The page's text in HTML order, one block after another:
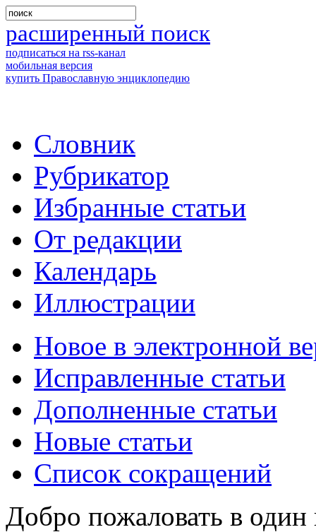
расширенный поиск
подписаться на rss-канал
мобильная версия
купить Православную энциклопедию
Словник
Рубрикатор
Избранные статьи
От редакции
Календарь
Иллюстрации
Новое в электронной
Исправленные статьи
Дополненные статьи
Новые статьи
Список сокращений
Добро пожаловать в